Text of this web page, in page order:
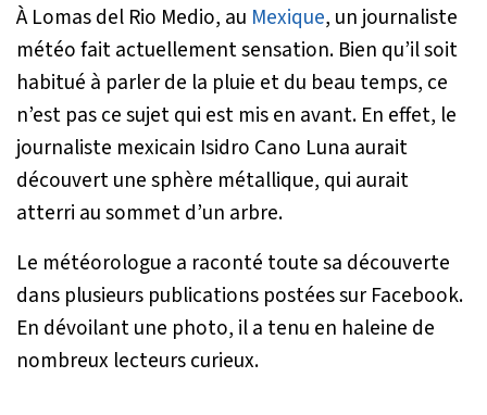
À Lomas del Rio Medio, au Mexique, un journaliste
météo fait actuellement sensation. Bien qu’il soit
habitué à parler de la pluie et du beau temps, ce
n’est pas ce sujet qui est mis en avant. En effet, le
journaliste mexicain Isidro Cano Luna aurait
découvert une sphère métallique, qui aurait
atterri au sommet d’un arbre.
Le météorologue a raconté toute sa découverte
dans plusieurs publications postées sur Facebook.
En dévoilant une photo, il a tenu en haleine de
nombreux lecteurs curieux.